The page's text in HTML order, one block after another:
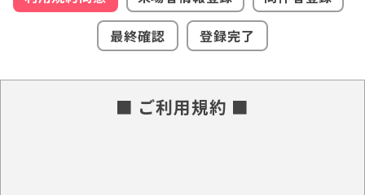
最終確認
登録完了
■ ご利用規約 ■